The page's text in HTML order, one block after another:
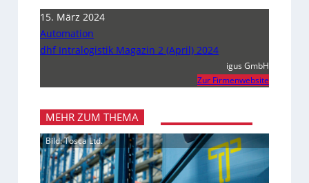
15. März 2024
Automation
dhf Intralogistik Magazin 2 (April) 2024
igus GmbH
Zur Firmenwebsite
MEHR ZUM THEMA
Bild: Tosca Ltd.